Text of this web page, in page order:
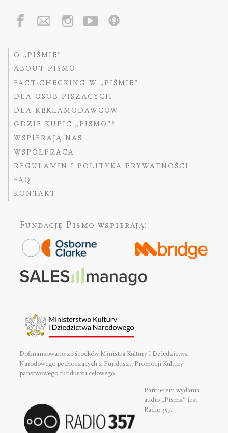
O „PIŚMIE”
ABOUT PISMO
FACT-CHECKING W „PIŚMIE”
DLA OSÓB PISZĄCYCH
DLA REKLAMODAWCÓW
GDZIE KUPIĆ „PISMO”?
WSPIERAJĄ NAS
WSPÓŁPRACA
REGULAMIN I POLITYKA PRYWATNOŚCI
FAQ
KONTAKT
Fundację Pismo wspierają:
Dofinansowano ze środków Ministra Kultury i Dziedzictwa
Narodowego pochodzących z Funduszu Promocji Kultury –
państwowego funduszu celowego
Partnerem wydania
audio „Pisma” jest
Radio 357.